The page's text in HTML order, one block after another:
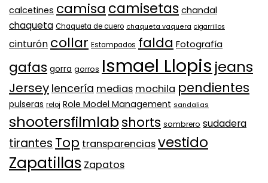
calcetines camisa camisetas chandal
chaqueta Chaqueta de cuero chaqueta vaquera cigarrillos
cinturón collar Estampados falda Fotografía
gafas gorra gorros Ismael Llopis jeans
Jersey lencería medias mochila pendientes
pulseras reloj Role Model Management sandalias
shootersfilmlabshorts sombrero sudadera
tirantes Top transparenciasvestido
Zapatillas Zapatos